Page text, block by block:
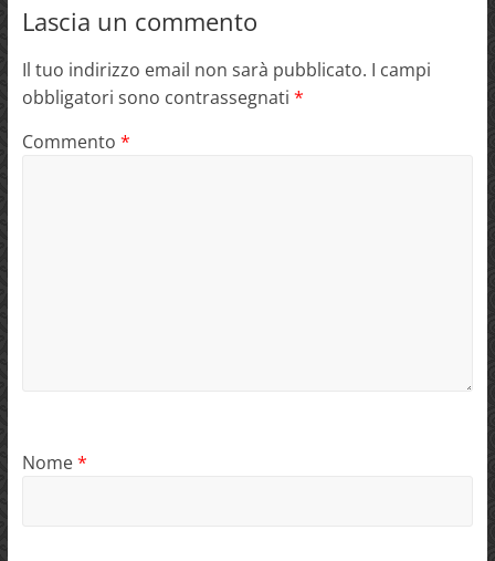
Lascia un commento
Il tuo indirizzo email non sarà pubblicato. I campi
obbligatori sono contrassegnati *
Commento *
Nome*